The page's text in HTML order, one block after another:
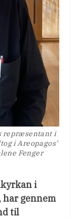
repræsentant i
i Areopagos’
Fenger
i
har gennem
til